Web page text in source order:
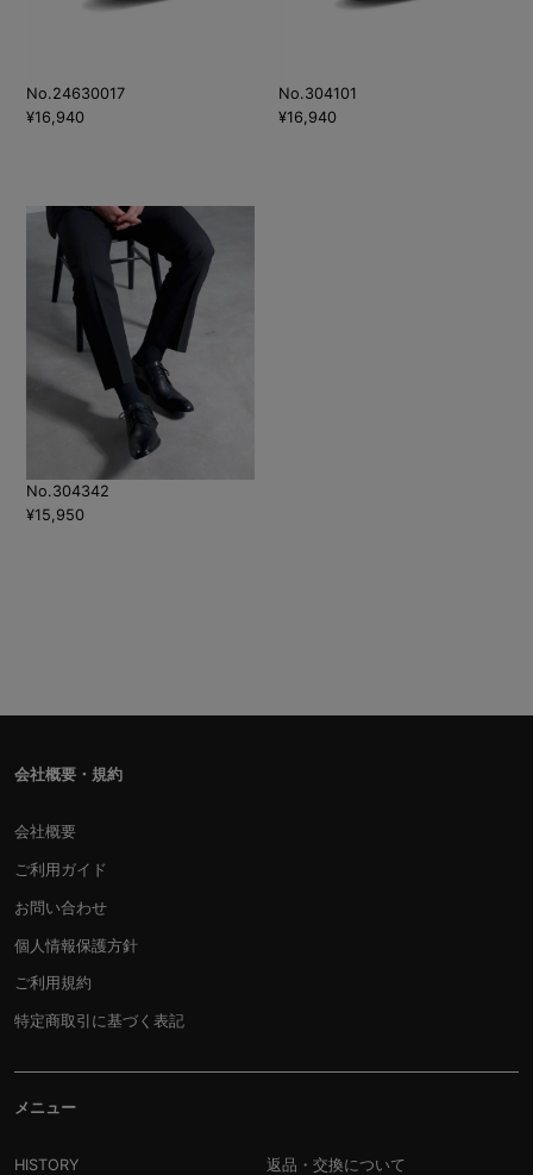
No.24630017
¥16,940
No.304101
¥16,940
No.304342
¥15,950
会社概要・規約
会社概要
ご利用ガイド
お問い合わせ
個人情報保護方針
ご利用規約
特定商取引に基づく表記
メニュー
HISTORY 返品・交換について